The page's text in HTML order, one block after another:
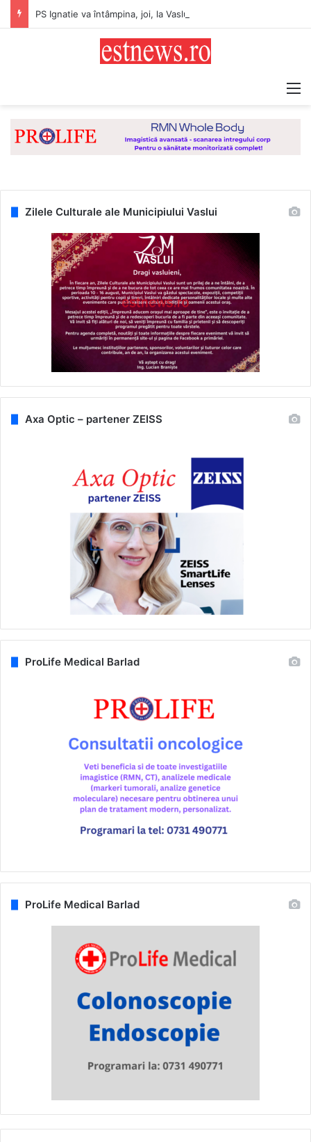
Zilele Culturale ale Municipiului Vaslui
Axa Optic – partener ZEISS
ProLife Medical Barlad
ProLife Medical Barlad